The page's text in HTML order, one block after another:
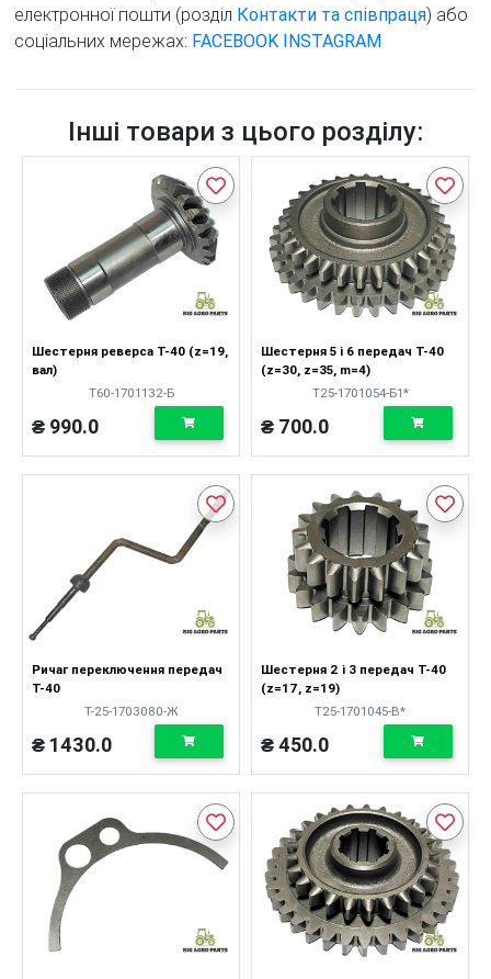
електронної пошти (розділ Контакти та співпраця) або
соціальних мережах: FACEBOOK INSTAGRAM
Інші товари з цього розділу:
Шестерня реверса Т-40 (z=19,
вал)
Т60-1701132-Б
₴ 990.0
Шестерня 5 і 6 передач Т-40
(z=30, z=35, m=4)
Т25-1701054-Б1*
₴ 700.0
Ричаг переключення передач
Т-40
Т-25-1703080-Ж
₴ 1430.0
Шестерня 2 і 3 передач Т-40
(z=17, z=19)
Т25-1701045-В*
₴ 450.0